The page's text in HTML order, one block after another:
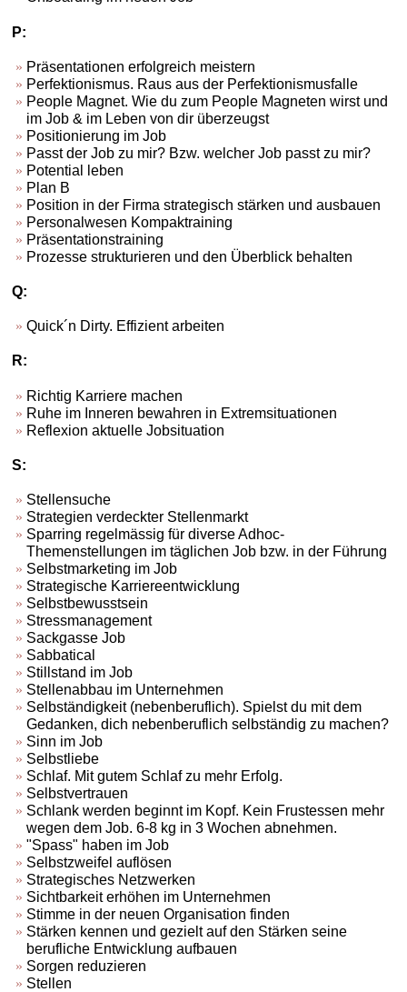
P:
Präsentationen erfolgreich meistern
Perfektionismus. Raus aus der Perfektionismusfalle
People Magnet. Wie du zum People Magneten wirst und
im Job & im Leben von dir überzeugst
Positionierung im Job
Passt der Job zu mir? Bzw. welcher Job passt zu mir?
Potential leben
Plan B
Position in der Firma strategisch stärken und ausbauen
Personalwesen Kompaktraining
Präsentationstraining
Prozesse strukturieren und den Überblick behalten
Q:
Quick´n Dirty. Effizient arbeiten
R:
Richtig Karriere machen
Ruhe im Inneren bewahren in Extremsituationen
Reflexion aktuelle Jobsituation
S:
Stellensuche
Strategien verdeckter Stellenmarkt
Sparring regelmässig für diverse Adhoc-
Themenstellungen im täglichen Job bzw. in der Führung
Selbstmarketing im Job
Strategische Karriereentwicklung
Selbstbewusstsein
Stressmanagement
Sackgasse Job
Sabbatical
Stillstand im Job
Stellenabbau im Unternehmen
Selbständigkeit (nebenberuflich). Spielst du mit dem
Gedanken, dich nebenberuflich selbständig zu machen?
Sinn im Job
Selbstliebe
Schlaf. Mit gutem Schlaf zu mehr Erfolg.
Selbstvertrauen
Schlank werden beginnt im Kopf. Kein Frustessen mehr
wegen dem Job. 6-8 kg in 3 Wochen abnehmen.
"Spass" haben im Job
Selbstzweifel auflösen
Strategisches Netzwerken
Sichtbarkeit erhöhen im Unternehmen
Stimme in der neuen Organisation finden
Stärken kennen und gezielt auf den Stärken seine
berufliche Entwicklung aufbauen
Sorgen reduzieren
Stellen